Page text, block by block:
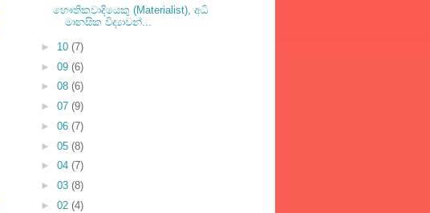
භෞතිකවාදියෙකු (Materialist), අධි
මානසික විද්‍යාවන්...
► 10 (7)
► 09 (6)
► 08 (6)
► 07 (9)
► 06 (7)
► 05 (8)
► 04 (7)
► 03 (8)
► 02 (4)